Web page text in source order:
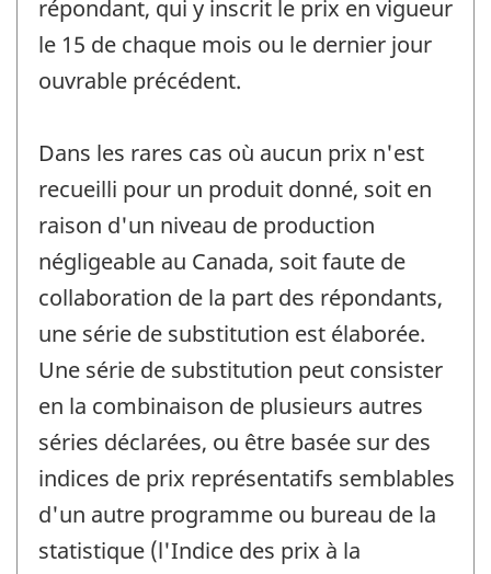
répondant, qui y inscrit le prix en vigueur
le 15 de chaque mois ou le dernier jour
ouvrable précédent.
Dans les rares cas où aucun prix n'est
recueilli pour un produit donné, soit en
raison d'un niveau de production
négligeable au Canada, soit faute de
collaboration de la part des répondants,
une série de substitution est élaborée.
Une série de substitution peut consister
en la combinaison de plusieurs autres
séries déclarées, ou être basée sur des
indices de prix représentatifs semblables
d'un autre programme ou bureau de la
statistique (l'Indice des prix à la